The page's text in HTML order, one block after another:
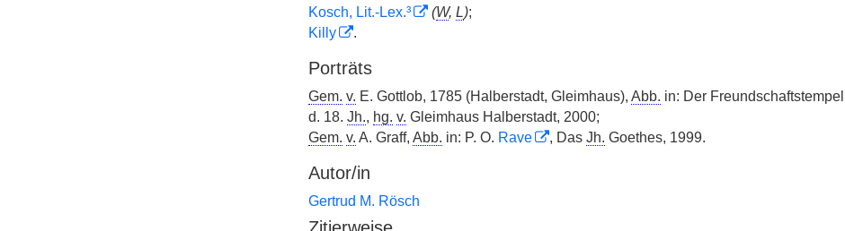
Kosch, Lit.-Lex.³
(W, L);
Killy
.
Porträts
Gem. v. E. Gottlob, 1785 (Halberstadt, Gleimhaus), Abb. in: Der
d. 18. Jh., hg. v. Gleimhaus Halberstadt, 2000;
Gem. v. A. Graff, Abb. in: P. O. Rave , Das Jh. Goethes, 1999.
Autor/in
Gertrud M. Rösch